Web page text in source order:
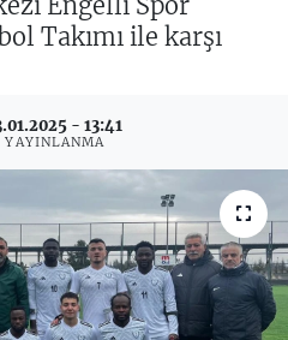
Takımı ile karşı
- 13:41
YAYINLANMA